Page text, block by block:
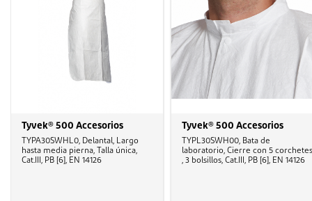
Tyvek® 500 Accesorios
TYPA30SWHL0, Delantal, Largo
hasta media pierna, Talla única,
Cat.III, PB [6], EN 14126
Tyvek® 500 Accesorios
TYPL30SWH00, Bata de
laboratorio, Cierre con 5 corchetes
, 3 bolsillos, Cat.III, PB [6], EN 14126